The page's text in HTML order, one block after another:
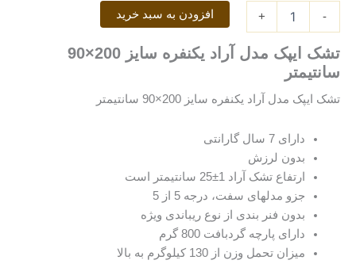
-عدد
+ افزودن به سبد خرید
تشک ایپک مدل آراد یکنفره سایز 200×90
سانتیمتر
تشک ایپک مدل آراد یکنفره سایز 200×90 سانتیمتر
دارای 7 سال گارانتی
بدون لرزش
ارتفاع تشک آراد 1±25 سانتیمتر است
جزو مدلهای سفت، درجه 5 از 5
بدون فنر بندی از نوع ریباندی ویژه
دارای پارچه گردبافت 800 گرم
میزان تحمل وزن از 130 کیلوگرم به بالا